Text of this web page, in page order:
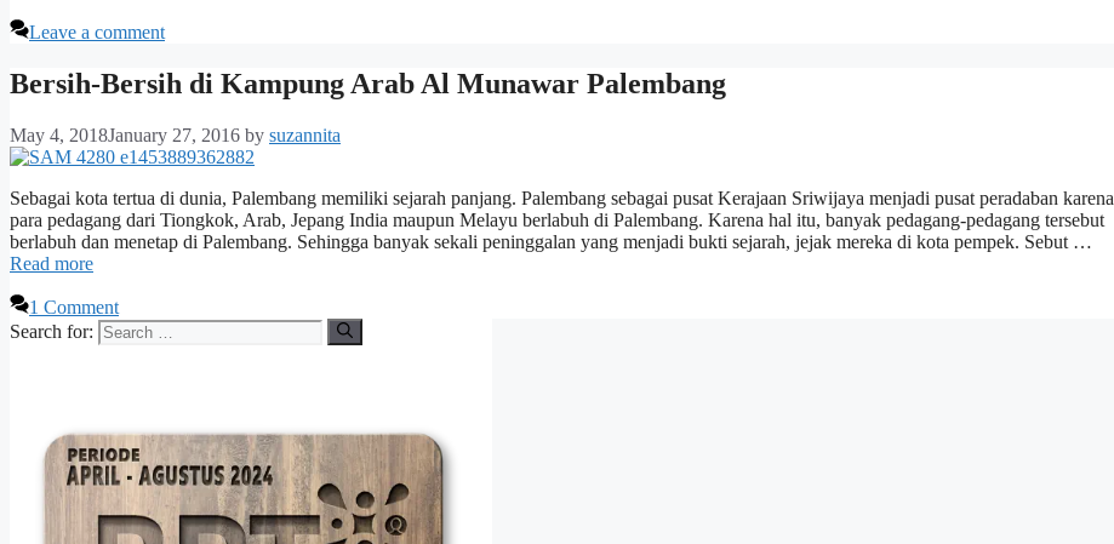
Leave a comment
Bersih-Bersih di Kampung Arab Al Munawar Palembang
May 4, 2018January 27, 2016 by suzannita
Sebagai kota tertua di dunia, Palembang memiliki sejarah panjang. Palembang sebagai pusat Kerajaan Sriwijaya menjadi pusat peradaban karena
para pedagang dari Tiongkok, Arab, Jepang India maupun Melayu berlabuh di Palembang. Karena hal itu, banyak pedagang-pedagang tersebut
berlabuh dan menetap di Palembang. Sehingga banyak sekali peninggalan yang menjadi bukti sejarah, jejak mereka di kota pempek. Sebut …
Read more
1 Comment
Search for: